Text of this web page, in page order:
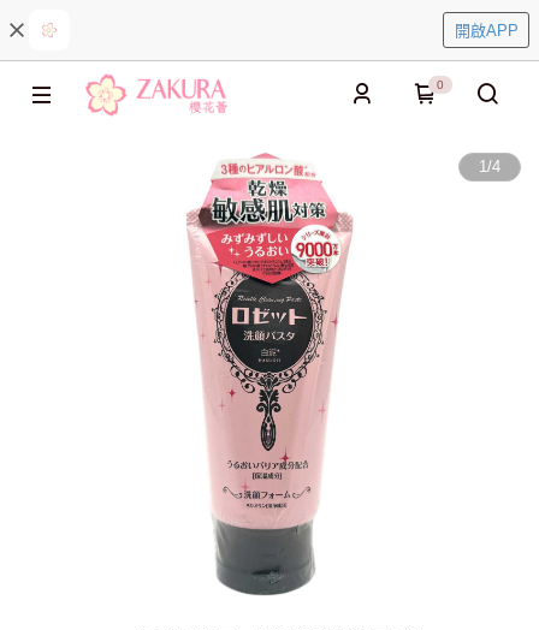
開啟APP
0
1/4